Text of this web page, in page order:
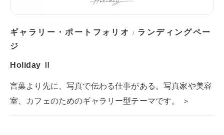
ギャラリー・ポートフォリオ / ランディングペー
ジ
Holiday Ⅱ
言葉より先に、写真で伝わる仕事がある。写真家や美容
室、カフェのためのギャラリー型テーマです。 ＞